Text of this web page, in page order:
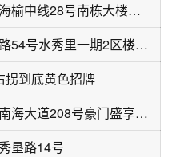
海南省海口市秀英区海榆中线28号南栋大楼一层2号
海口市秀英街道美华路54号水秀里一期2区楼18号
拐到底黄色招牌
海南省海口市秀英区南海大道208号豪门盛享汽车汽配市场d栋
垦路14号